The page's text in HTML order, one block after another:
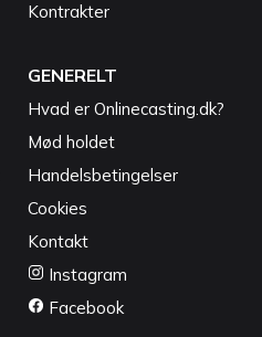
Kontrakter
GENERELT
Hvad er Onlinecasting.dk?
Mød holdet
Handelsbetingelser
Cookies
Kontakt
Instagram
Facebook